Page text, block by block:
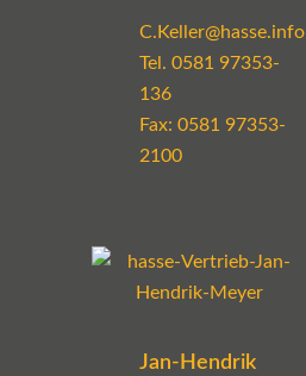
C.Keller@hasse.info
Tel. 0581 97353-
136
Fax: 0581 97353-
2100
Jan-Hendrik